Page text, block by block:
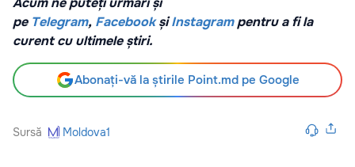
pe Telegram, Facebook șiInstagrampentru a fi la
curent cu ultimele știri.
Abonați-vă la știrile Point.md pe Google
Sursă Moldova1